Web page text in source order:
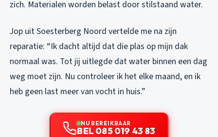
zich. Materialen worden belast door stilstaand water.
Jop uit Soesterberg Noord vertelde me na zijn
reparatie: “Ik dacht altijd dat die plas op mijn dak
normaal was. Tot jij uitlegde dat water binnen een dag
weg moet zijn. Nu controleer ik het elke maand, en ik
heb geen last meer van vocht in huis.”
NU BEREIKBAAR
BEL 085 019 43 83